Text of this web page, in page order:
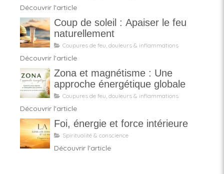
Découvrir l'article
Coup de soleil : Apaiser le feu
naturellement
Coupures de feu, douleurs & inflammations
Découvrir l'article
Zona et magnétisme : Une
approche énergétique globale
Coupures de feu, douleurs & inflammations
Découvrir l'article
Foi, énergie et force intérieure
Spiritualité & conscience
Découvrir l'article